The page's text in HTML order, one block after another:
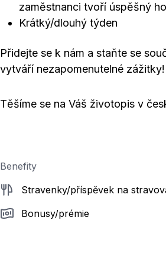
zaměstnanci tvoří úspěšný
Krátký/dlouhý týden
Přidejte se k nám a staňte se
vytváří nezapomenutelné zážitky!
Těšíme se na Váš životopis v
Benefity
Stravenky/příspěvek na
Bonusy/prémie